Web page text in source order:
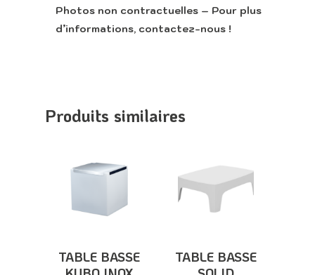
Photos non contractuelles – Pour plus
d’informations, contactez-nous !
Produits similaires
Ajouter Au
Panier
TABLE BASSE
Ajouter Au
Panier
TABLE BASSE
Retour vers le site
Lounge